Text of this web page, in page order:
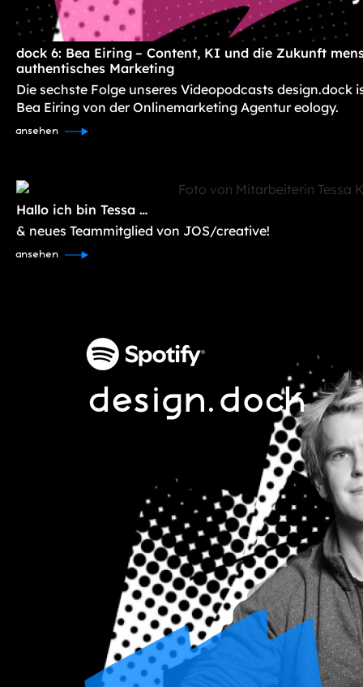
dock 6: Bea Eiring – Content, KI und die Zukunft
authentisches Marketing
Die sechste Folge unseres Videopodcasts design.dock
Bea Eiring von der Onlinemarketing Agentur eology.
ansehen
Hallo ich bin Tessa …
& neues Teammitglied von JOS/creative!
ansehen